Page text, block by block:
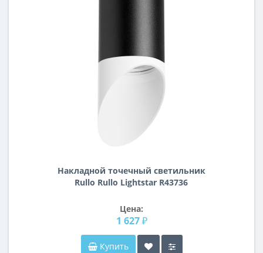
Накладной точечный светильник
Rullo Rullo Lightstar R43736
Цена:
1 627 ₽
Купить